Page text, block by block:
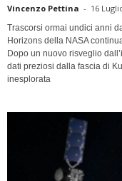
Vincenzo Pettina - 16
Trascorsi ormai undici anni
Horizons della NASA
Dopo un nuovo risveglio
dati preziosi dalla fascia di
inesplorata